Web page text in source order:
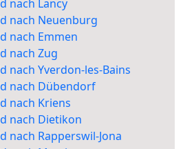
nach Lancy
nach Neuenburg
nach Emmen
nach Zug
nach Yverdon-les-Bains
nach Dübendorf
nach Kriens
nach Dietikon
nach Rapperswil-Jona